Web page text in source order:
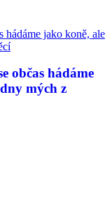
občas hádáme
mých z